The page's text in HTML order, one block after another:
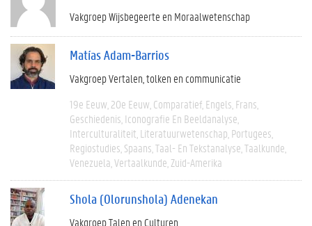
Vakgroep Wijsbegeerte en Moraalwetenschap
Matías Adam-Barrios
Vakgroep Vertalen, tolken en communicatie
19e Eeuw 20e Eeuw Comparatief Engels Frans
Geschiedenis Iconografie En Beeldanalyse
Interculturaliteit Literatuurwetenschap Portugees
Regiostudies Spaans Taal- En Tekstanalyse Taalkunde
Venezuela Vertaalkunde Zuid-Amerika
Shola (Olorunshola) Adenekan
Vakgroep Talen en Culturen